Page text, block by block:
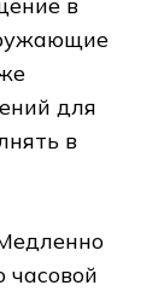
в
для
в
часовой